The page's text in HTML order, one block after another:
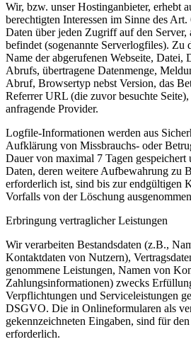
Wir, bzw. unser Hostinganbieter, erhebt
berechtigten Interessen im Sinne des
Daten über jeden Zugriff auf den Server,
befindet (sogenannte Serverlogfiles). Zu
Name der abgerufenen Webseite, Datei,
Abrufs, übertragene Datenmenge,
Abruf, Browsertyp nebst Version, das
Referrer URL (die zuvor besuchte
anfragende Provider.
Logfile-Informationen werden aus
Aufklärung von Missbrauchs- oder
Dauer von maximal 7 Tagen gespeichert
Daten, deren weitere Aufbewahrung zu
erforderlich ist, sind bis zur endgültigen
Vorfalls von der Löschung
Erbringung vertraglicher Leistungen
Wir verarbeiten Bestandsdaten (z.B.,
Kontaktdaten von Nutzern),
genommene Leistungen, Namen von
Zahlungsinformationen) zwecks
Verpflichtungen und Serviceleistungen
DSGVO. Die in Onlineformularen als
gekennzeichneten Eingaben, sind für
erforderlich.